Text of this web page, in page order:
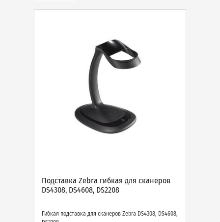
Подставка Zebra гибкая для сканеров
DS4308, DS4608, DS2208
Гибкая подставка для сканеров Zebra DS4308, DS4608,